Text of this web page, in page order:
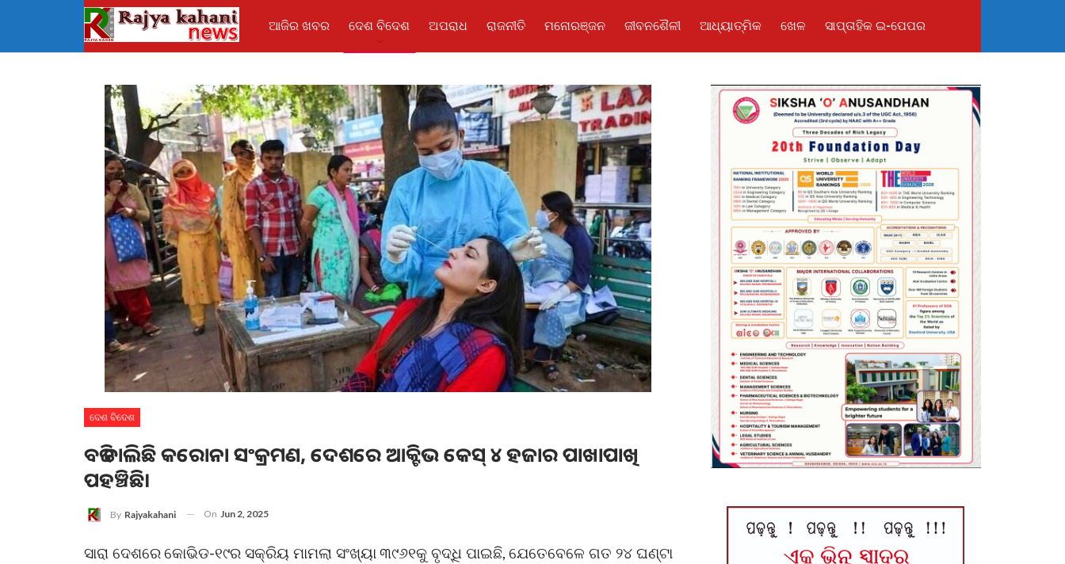
ଆଜିର ଖବର ଦେଶ ବିଦେଶ ଅପରାଧ ରାଜନୀତି ମନୋରଞ୍ଜନ ଜୀବନଶୈଳୀ ଆଧ୍ୟାତ୍ମିକ ଖେଳ ସାପ୍ତାହିକ ଇ-ପେପର
ଦେଶ ବିଦେଶ
ବଢି ଚାଲିଛି କରୋନା ସଂକ୍ରମଣ, ଦେଶରେ ଆକ୍ଟିଭ କେସ୍‌ ୪ ହଜାର ପାଖାପାଖି
ପହଞ୍ଚିଛି।
By Rajyakahani On Jun 2, 2025
ସାରା ଦେଶରେ କୋଭିଡ-୧୯ର ସକ୍ରିୟ ମାମଲା ସଂଖ୍ୟା ୩୯୬୧କୁ ବୃଦ୍ଧି ପାଇଛି, ଯେତେବେଳେ ଗତ ୨୪ ଘଣ୍ଟା